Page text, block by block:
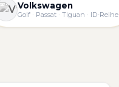
Volkswagen
Golf · Passat · Tiguan · ID-Reihe